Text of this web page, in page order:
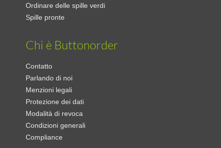
Ordinare delle spille verdi
Spille pronte
Chi è Buttonorder
Contatto
Parlando di noi
Menzioni legali
Protezione dei dati
Modalità di revoca
Condizioni generali
Compliance